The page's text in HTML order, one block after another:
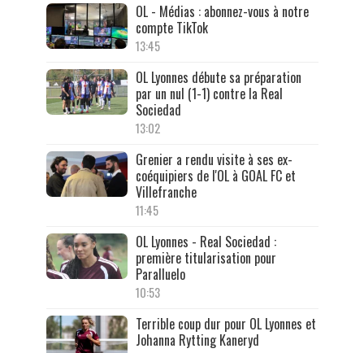
OL - Médias : abonnez-vous à notre
compte TikTok
13:45
OL Lyonnes débute sa préparation
par un nul (1-1) contre la Real
Sociedad
13:02
Grenier a rendu visite à ses ex-
coéquipiers de l'OL à GOAL FC et
Villefranche
11:45
OL Lyonnes - Real Sociedad :
première titularisation pour
Paralluelo
10:53
Terrible coup dur pour OL Lyonnes et
Johanna Rytting Kaneryd